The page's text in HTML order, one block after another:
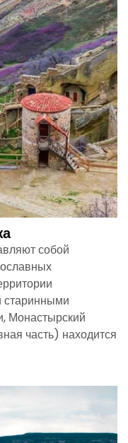
собой
старинными
Монастырский
часть) находится